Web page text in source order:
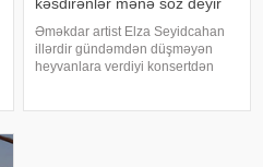
kəsdirənlər mənə söz deyir
Əməkdar artist Elza Seyidcahan
illərdir gündəmdən düşməyən
heyvanlara verdiyi konsertdən